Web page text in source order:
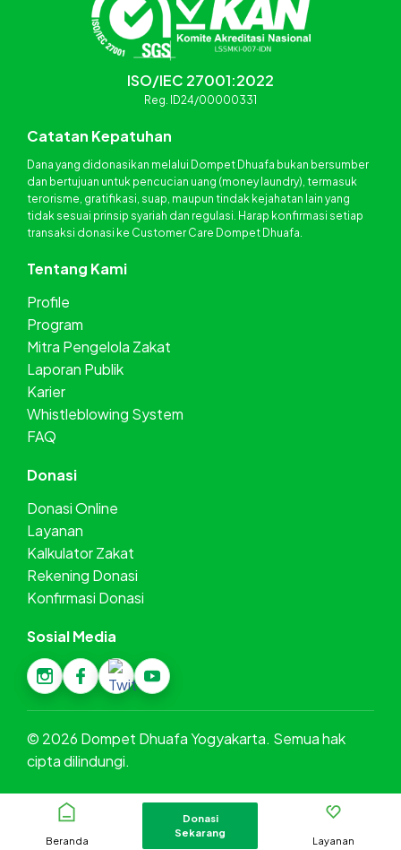
ISO/IEC 27001:2022
Reg. ID24/00000331
Catatan Kepatuhan
Dana yang didonasikan melalui Dompet Dhuafa bukan bersumber
dan bertujuan untuk pencucian uang (money laundry), termasuk
terorisme, gratifikasi, suap, maupun tindak kejahatan lain yang
tidak sesuai prinsip syariah dan regulasi. Harap konfirmasi setiap
transaksi donasi ke Customer Care Dompet Dhuafa.
Tentang Kami
Profile
Program
Mitra Pengelola Zakat
Laporan Publik
Karier
Whistleblowing System
FAQ
Donasi
Donasi Online
Layanan
Kalkulator Zakat
Rekening Donasi
Konfirmasi Donasi
Sosial Media
© 2026 Dompet Dhuafa Yogyakarta. Semua hak
cipta dilindungi.
Beranda
Donasi
Sekarang
Layanan